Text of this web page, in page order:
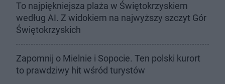
To najpiękniejsza plaża w Świętokrzyskiem
według AI. Z widokiem na najwyższy szczyt Gór
Świętokrzyskich
Zapomnij o Mielnie i Sopocie. Ten polski kurort
to prawdziwy hit wśród turystów